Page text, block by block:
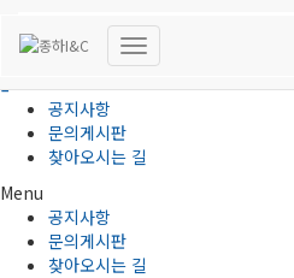
내
비
션
고객지원
공지사항
문의게시판
찾아오시는 길
Menu
공지사항
문의게시판
찾아오시는 길